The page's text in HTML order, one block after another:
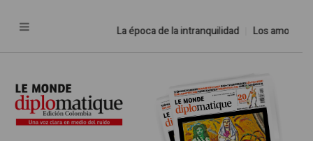
La época de la intranquilidad Los amos del mundo